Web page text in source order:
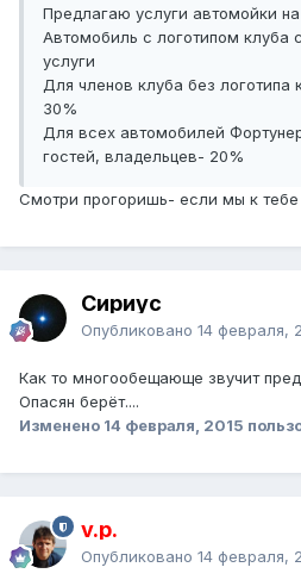
Предлагаю услуги автомойки
Автомобиль с логотипом клуба
услуги
Для членов клуба без логотипа
30%
Для всех автомобилей
гостей, владельцев- 20%
Смотри прогоришь- если мы к
Сириус
Опубликовано 14 февраля,
Как то многообещающе звучит
Опасян берёт....
Изменено 14 февраля, 2015
v.p.
Опубликовано 14 февраля,